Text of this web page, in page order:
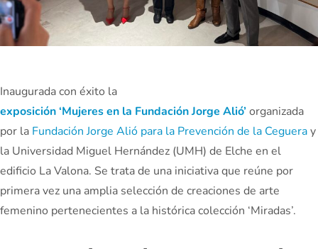
Inaugurada con éxito la
exposición ‘Mujeres en la Fundación Jorge Alió’organizada
por la Fundación Jorge Alió para la Prevención de la Cegueray
la Universidad Miguel Hernández (UMH) de Elche en el
edificio La Valona. Se trata de una iniciativa que reúne por
primera vez una amplia selección de creaciones de arte
femenino pertenecientes a la histórica colección ‘Miradas’.